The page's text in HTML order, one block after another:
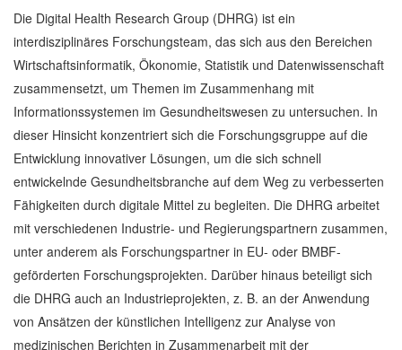
Die Digital Health Research Group (DHRG) ist ein
interdisziplinäres Forschungsteam, das sich aus den Bereichen
Wirtschaftsinformatik, Ökonomie, Statistik und Datenwissenschaft
zusammensetzt, um Themen im Zusammenhang mit
Informationssystemen im Gesundheitswesen zu untersuchen. In
dieser Hinsicht konzentriert sich die Forschungsgruppe auf die
Entwicklung innovativer Lösungen, um die sich schnell
entwickelnde Gesundheitsbranche auf dem Weg zu verbesserten
Fähigkeiten durch digitale Mittel zu begleiten. Die DHRG arbeitet
mit verschiedenen Industrie- und Regierungspartnern zusammen,
unter anderem als Forschungspartner in EU- oder BMBF-
geförderten Forschungsprojekten. Darüber hinaus beteiligt sich
die DHRG auch an Industrieprojekten, z. B. an der Anwendung
von Ansätzen der künstlichen Intelligenz zur Analyse von
medizinischen Berichten in Zusammenarbeit mit der